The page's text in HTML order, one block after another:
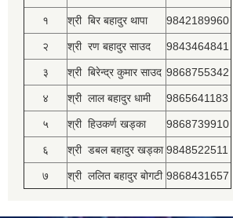
१ श्री बिर बहादुर थापा 9842189960
२ श्री रण बहादुर साउद 9843464841
३ श्री बिरेन्द्र कुमार साउद 9868755342
४ श्री लाल बहादुर धामी 9865641183
५ श्री हिउकर्ण खड्का 9868739910
६ श्री डबल बहादुर खड्का 9848522511
७ श्री ललित बहादुर बोगटी 9868431657